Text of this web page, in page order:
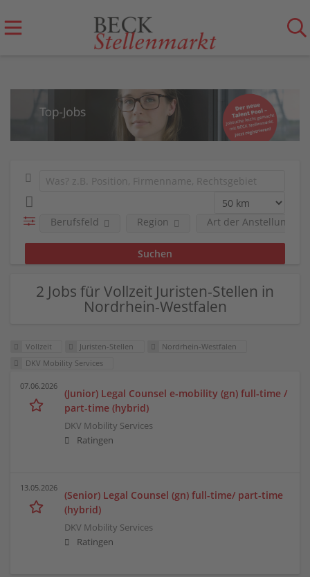
Berufsfeld Region Art der Anstellung
2 Jobs für Vollzeit Juristen-Stellen in
Nordrhein-Westfalen
Vollzeit Juristen-Stellen
Nordrhein-Westfalen
DKV Mobility Services
07.06.2026
(Junior) Legal Counsel e-mobility (gn) full-time /
part-time (hybrid)
DKV Mobility Services
Ratingen
13.05.2026
(Senior) Legal Counsel (gn) full-time/ part-time
(hybrid)
DKV Mobility Services
Ratingen